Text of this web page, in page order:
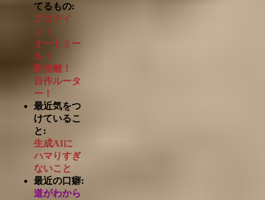
てるもの:
プロテイ
ン！
オートミー
ル！
断捨離！
自作ルータ
ー！
最近気をつ
けているこ
と:
生成AIに
ハマりすぎ
ないこと
最近の口癖:
道がわから